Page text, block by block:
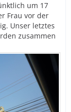
um 17
Frau vor der
Unser letztes
zusammen